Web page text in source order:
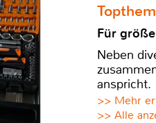
Für
Neben
anspricht.
>> Mehr
>> Alle